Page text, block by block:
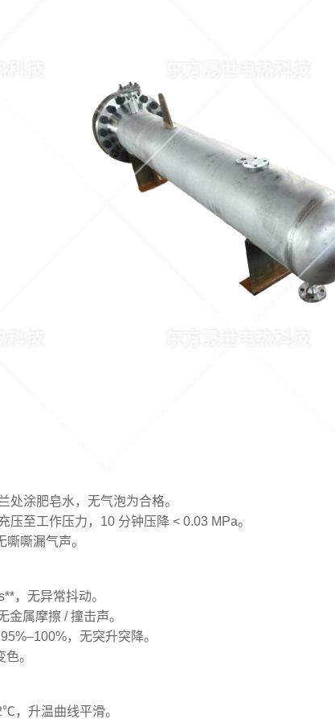
处涂肥皂水，无气泡为合格。
压至工作压力，10 分钟压降 < 0.03 MPa。
嘶漏气声。
，无异常抖动。
金属摩擦 / 撞击声。
，无突升突降。
。
，升温曲线平滑。